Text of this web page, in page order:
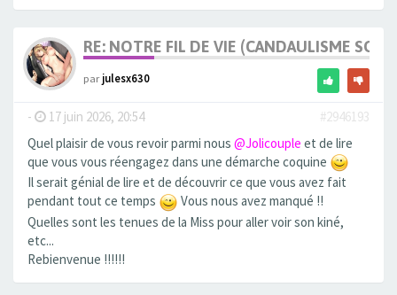
RE: NOTRE FIL DE VIE (CANDAULISME
parjulesx630
- 17 juin 2026, 20:54
#2946193
Quel plaisir de vous revoir parmi nous @Jolicouple et de lire
que vous vous réengagez dans une démarche coquine
Il serait génial de lire et de découvrir ce que vous avez fait
pendant tout ce temps
Vous nous avez manqué !!
Quelles sont les tenues de la Miss pour aller voir son kiné,
etc...
Rebienvenue !!!!!!